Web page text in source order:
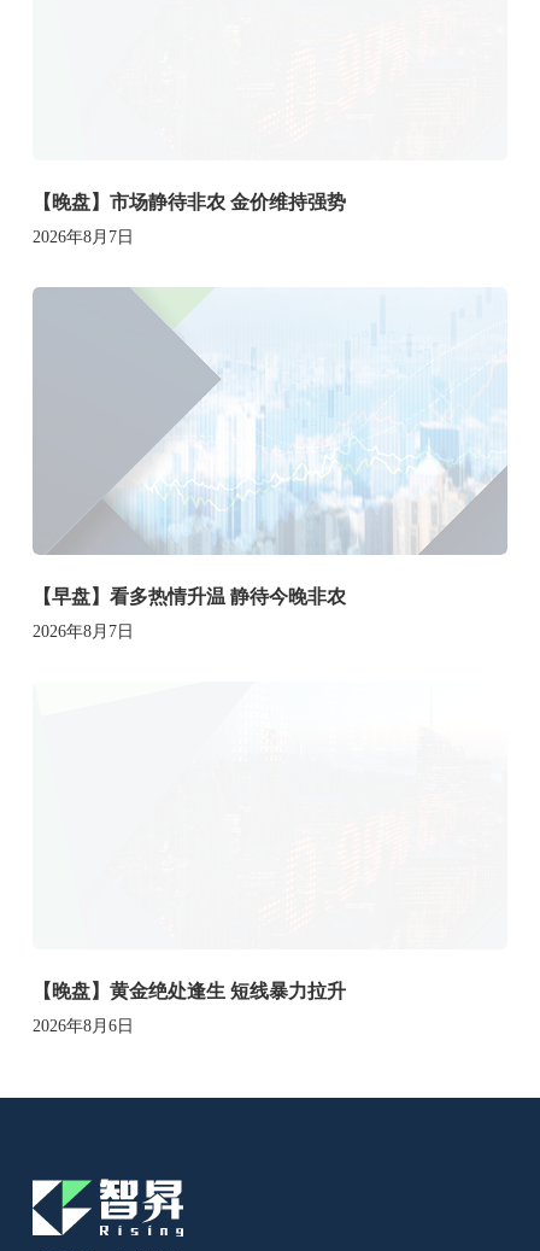
【晚盘】市场静待非农 金价维持强势
2026年8月7日
【早盘】看多热情升温 静待今晚非农
2026年8月7日
【晚盘】黄金绝处逢生 短线暴力拉升
2026年8月6日